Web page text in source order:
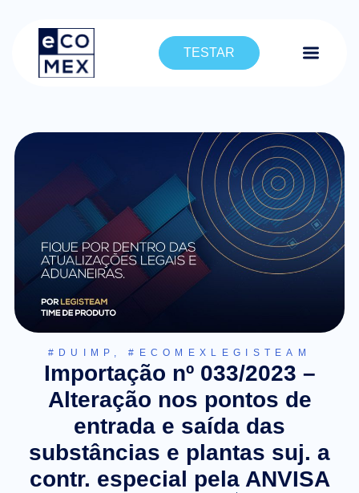
TESTAR
#DUIMP ,#ECOMEXLEGISTEAM
Importação nº 033/2023 –
Alteração nos pontos de
entrada e saída das
substâncias e plantas suj. a
contr. especial pela ANVISA